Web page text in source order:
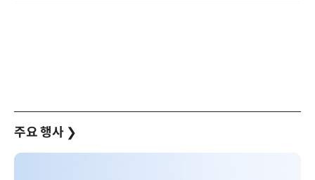
주요 행사 ❯